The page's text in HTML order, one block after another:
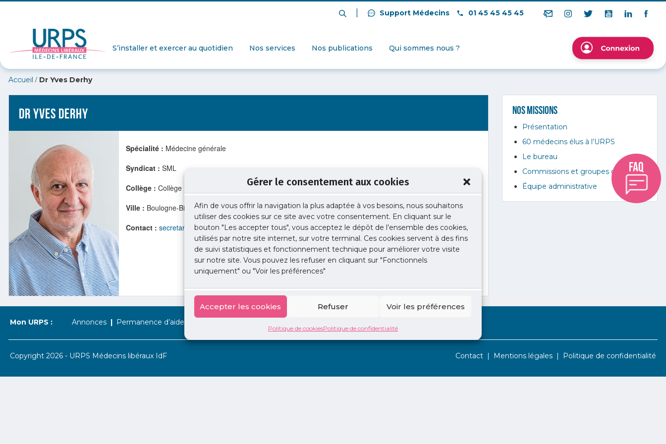
Gérer le consentement aux cookies
Afin de vous offrir la navigation la plus adaptée à vos besoins, nous souhaitons
utiliser des cookies sur ce site avec votre consentement. En cliquant sur le
bouton "Les accepter tous", vous acceptez le dépôt de l’ensemble des cookies,
utilisés par notre site internet, sur votre terminal. Ces cookies servent à des fins
de suivi statistiques et fonctionnement technique pour améliorer votre visite
sur notre site. Vous pouvez les refuser en cliquant sur "Fonctionnels
uniquement" ou "Voir les préférences"
Accepter les cookies Refuser Voir les préférences
Politique de cookiesPolitique de confidentialité
Support Médecins 01 45 45 45 45
S’installer et exercer au quotidien Nos services Nos publications Qui sommes nous ?
Accueil / Dr Yves Derhy
Nos missions
Présentation
60 médecins élus à l’URPS
Le bureau
Commissions et groupes de travail
Équipe administrative
Dr Yves Derhy
Spécialité : Médecine générale
Syndicat : SML
Collège : Collège Médecine générale
Ville : Boulogne-Billancourt (92)
Contact : secretariat@urps-med-idf.org
Mon URPS : Annonces Permanence d’aide à l’installation
Copyright 2026 - URPS Médecins libéraux IdF Contact Mentions légales Politique de confidentialité